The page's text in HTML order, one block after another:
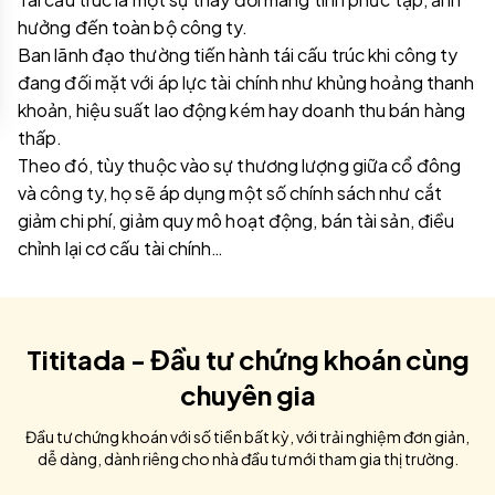
hưởng đến toàn bộ công ty.
Ban lãnh đạo thường tiến hành tái cấu trúc khi công ty
đang đối mặt với áp lực tài chính như khủng hoảng thanh
khoản, hiệu suất lao động kém hay doanh thu bán hàng
thấp.
Theo đó, tùy thuộc vào sự thương lượng giữa cổ đông
và công ty, họ sẽ áp dụng một số chính sách như cắt
giảm chi phí, giảm quy mô hoạt động, bán tài sản, điều
chỉnh lại cơ cấu tài chính…
Tititada - Đầu tư chứng khoán cùng
chuyên gia
Đầu tư chứng khoán với số tiền bất kỳ, với trải nghiệm đơn giản,
dễ dàng, dành riêng cho nhà đầu tư mới tham gia thị trường.